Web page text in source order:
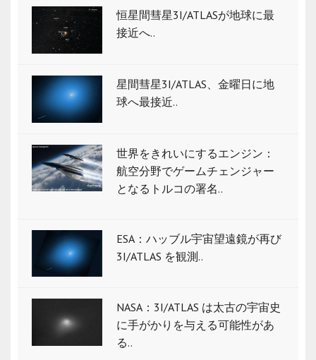
恒星間彗星3I/ATLASが地球に最
接近へ..
星間彗星3I/ATLAS、金曜日に地
球へ最接近..
世界をきれいにするエンジン：
航空分野でゲームチェンジャー
となるトルコの署名..
ESA：ハッブル宇宙望遠鏡が再び
3I/ATLAS を観測..
NASA：3I/ATLAS は太古の宇宙史
に手がかりを与える可能性があ
る..